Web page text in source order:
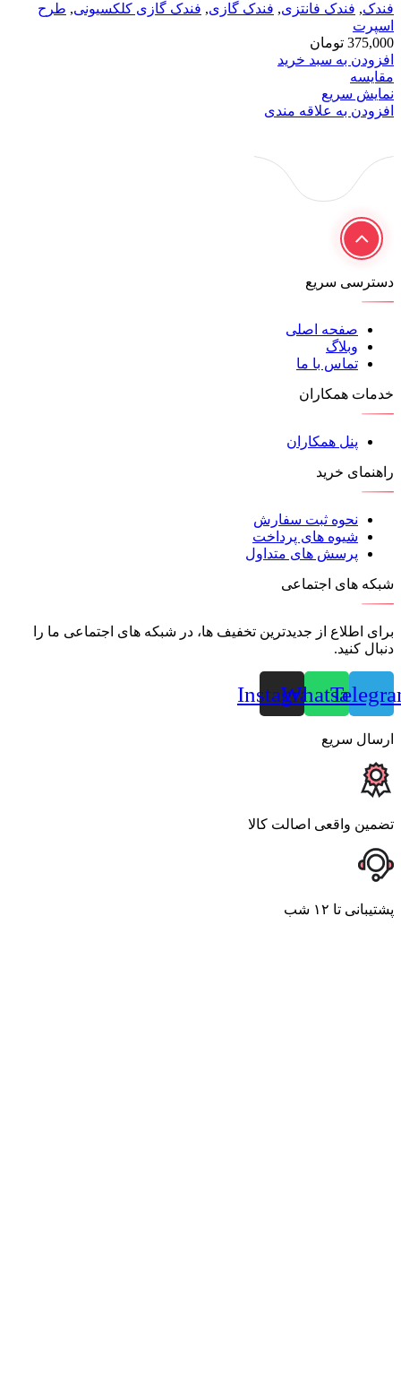
فندک, فندک فانتزی, فندک گازی, فندک گازی کلکسیونی, طرح
اسپرت
375,000 تومان
افزودن به سبد خرید
مقايسه
نمایش سریع
افزودن به علاقه مندی
دسترسی سریع
صفحه اصلی
وبلاگ
تماس با ما
خدمات همکاران
پنل همکاران
راهنمای خرید
نحوه ثبت سفارش
شیوه های پرداخت
پرسش های متداول
شبکه های اجتماعی
برای اطلاع از جدیدترین تخفیف ها، در شبکه های اجتماعی ما را
دنبال کنید.
Whatsapp
Instagram
ارسال سریع
تضمین واقعی اصالت کالا
پشتیبانی تا ۱۲ شب